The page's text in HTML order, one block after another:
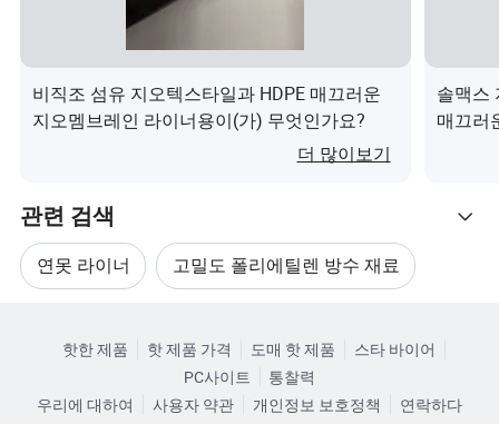
4.댐의 평면 방향, 수직 방향이 지하에 깔리고, 건설 울타리
와 쓰레기에 사용됩니다
바닷물 또는 담수 수지밭에서 사용되며 도로, 고속도로, 철
로, 방수 층의 진흙과 젖은 허리가 있습니다
HDPE 특성 멤브레인을 교체하십시오
1.우수한 신체적인 기계적인 성능
2.찢기 방지 기능이 강하고 변형 적응력이 강함
비직조 섬유 지오텍스타일과 HDPE 매끄러운
지오멤브레인 라이너용이(가) 무엇인가요?
더 많이보기
솔맥스
매끄러
관련 검색
연못 라이너 고밀도 폴리에틸렌 방수 재료
고밀도 폴리에틸렌 어류 연못 HDPE 라이너
핫한 제품 핫 제품 가격 도매 핫 제품
스타 바이어
PC사이트
통찰력
우리에 대하여
사용자 약관 개인정보 보호정책 연락하다